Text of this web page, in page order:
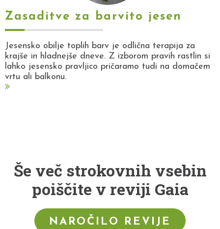
Zasaditve za barvito jesen
Jesensko obilje toplih barv je odlična terapija za
krajše in hladnejše dneve. Z izborom pravih rastlin si
lahko jesensko pravljico pričaramo tudi na domačem
vrtu ali balkonu.
Še več strokovnih vsebin
poiščite v reviji Gaia
NAROČILO REVIJE